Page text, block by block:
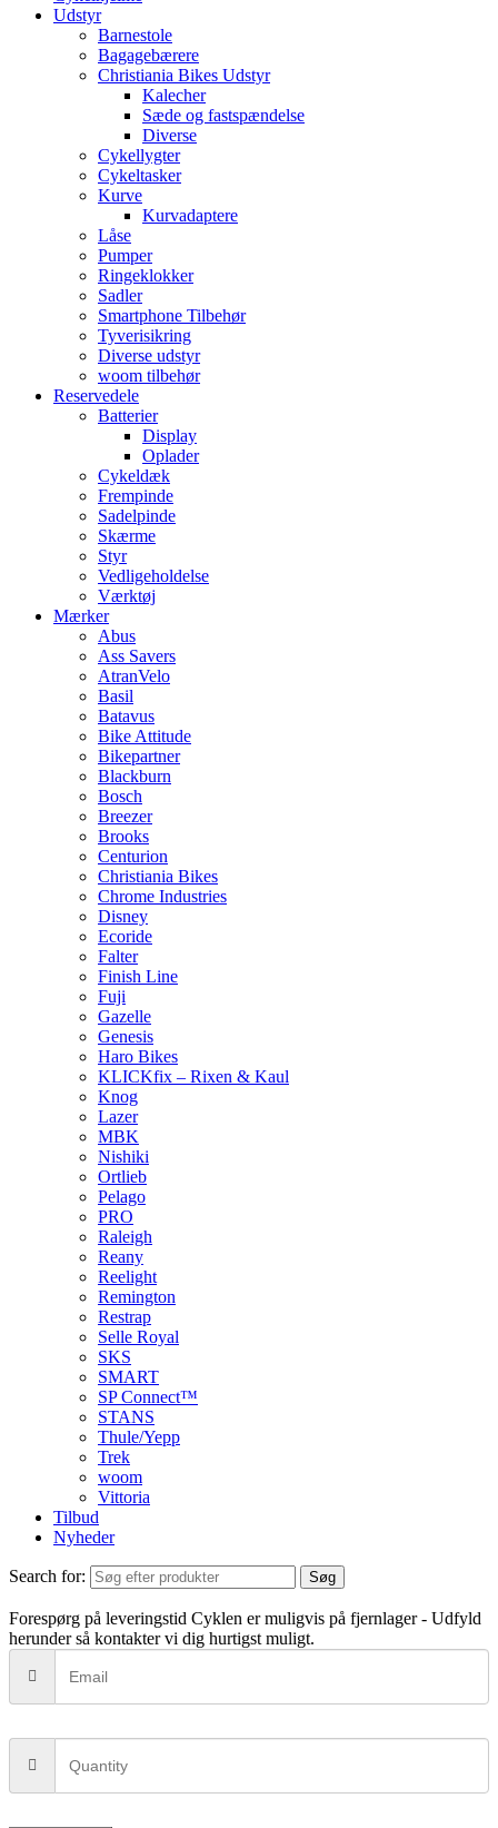
Udstyr
Barnestole
Bagagebærere
Christiania Bikes Udstyr
Kalecher
Sæde og fastspændelse
Diverse
Cykellygter
Cykeltasker
Kurve
Kurvadaptere
Låse
Pumper
Ringeklokker
Sadler
Smartphone Tilbehør
Tyverisikring
Diverse udstyr
woom tilbehør
Reservedele
Batterier
Display
Oplader
Cykeldæk
Frempinde
Sadelpinde
Skærme
Styr
Vedligeholdelse
Værktøj
Mærker
Abus
Ass Savers
AtranVelo
Basil
Batavus
Bike Attitude
Bikepartner
Blackburn
Bosch
Breezer
Brooks
Centurion
Christiania Bikes
Chrome Industries
Disney
Ecoride
Falter
Finish Line
Fuji
Gazelle
Genesis
Haro Bikes
KLICKfix – Rixen & Kaul
Knog
Lazer
MBK
Nishiki
Ortlieb
Pelago
PRO
Raleigh
Reany
Reelight
Remington
Restrap
Selle Royal
SKS
SMART
SP Connect™
STANS
Thule/Yepp
Trek
woom
Vittoria
Tilbud
Nyheder
Search for: Søg
Forespørg på leveringstid Cyklen er muligvis på fjernlager - Udfyld
herunder så kontakter vi dig hurtigst muligt.